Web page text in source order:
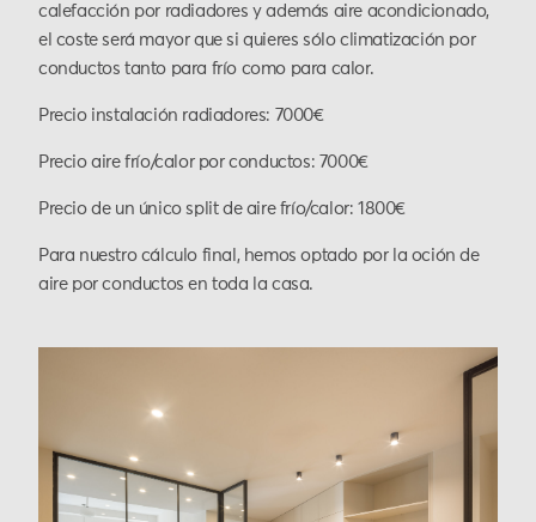
calefacción por radiadores y además aire acondicionado,
el coste será mayor que si quieres sólo climatización por
conductos tanto para frío como para calor.
Precio instalación radiadores: 7000€
Precio aire frío/calor por conductos: 7000€
Precio de un único split de aire frío/calor: 1800€
Para nuestro cálculo final, hemos optado por la oción de
aire por conductos en toda la casa.